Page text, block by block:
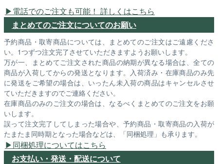
電話でのご注文も可能！ 詳しくはこちら
まとめてのご注文についてのお願い
予約商品・取寄商品については、まとめてのご注文はご遠慮くださ
い。1つずつ注文完了させていただきますようお願いします。
万が一、まとめてご注文された商品の納期が異なる場合は、全ての
商品が入荷してからの発送となります。入荷済み・在庫商品のみ先
に発送をご希望の場合は、いったん未入荷の商品はキャンセルさせ
ていただきますのでご連絡ください。
在庫商品のみのご注文の場合は、なるべくまとめてのご注文をお願
いします。
誤って注文完了してしまった場合や、予約商品・取寄商品の入荷が
たまたま同時期となった場合などは、「同梱処理」も承ります。
同梱処理についてはこちら
お支払い・発送・配送について